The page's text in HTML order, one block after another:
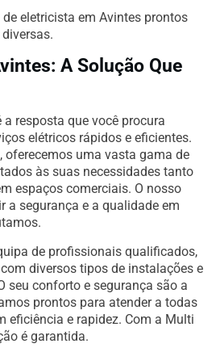
eletricista em Avintes prontos
A Solução Que
resposta que você procura
elétricos rápidos e eficientes.
oferecemos uma vasta gama de
às suas necessidades tanto
espaços comerciais. O nosso
a segurança e a qualidade em
de profissionais qualificados,
diversos tipos de instalações e
seu conforto e segurança são a
prontos para atender a todas
eficiência e rapidez. Com a Multi
é garantida.